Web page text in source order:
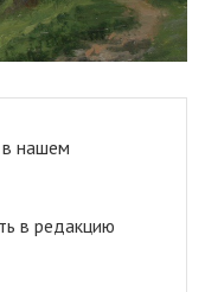
нашем
в редакцию